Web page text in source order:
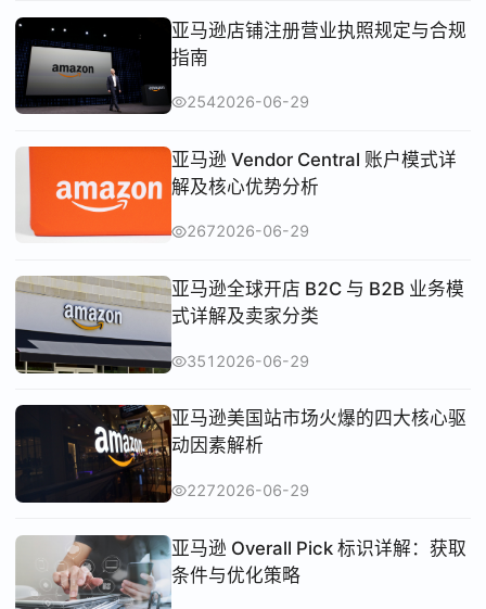
亚马逊店铺注册营业执照规定与合规
指南
2542026-06-29
亚马逊 Vendor Central 账户模式详
解及核心优势分析
2672026-06-29
亚马逊全球开店 B2C 与 B2B 业务模
式详解及卖家分类
351 2026-06-29
亚马逊美国站市场火爆的四大核心驱
动因素解析
2272026-06-29
亚马逊 Overall Pick 标识详解：获取
条件与优化策略